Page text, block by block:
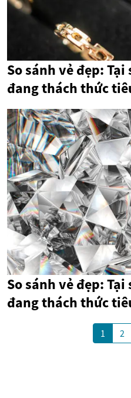
So sánh vẻ đẹp:
đang thách thức
So sánh vẻ đẹp:
đang thách thức
1 2